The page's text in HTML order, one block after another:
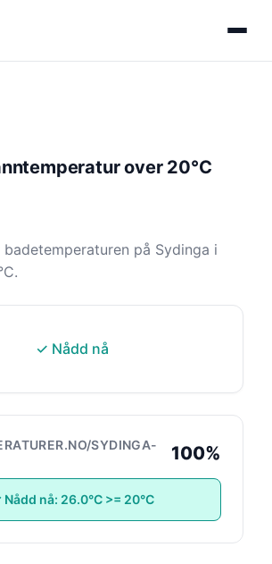
over 20°C
badetemperaturen på Sydinga i
✓ Nådd nå
SYDINGA-
100%
Nådd nå: 26.0°C >= 20°C